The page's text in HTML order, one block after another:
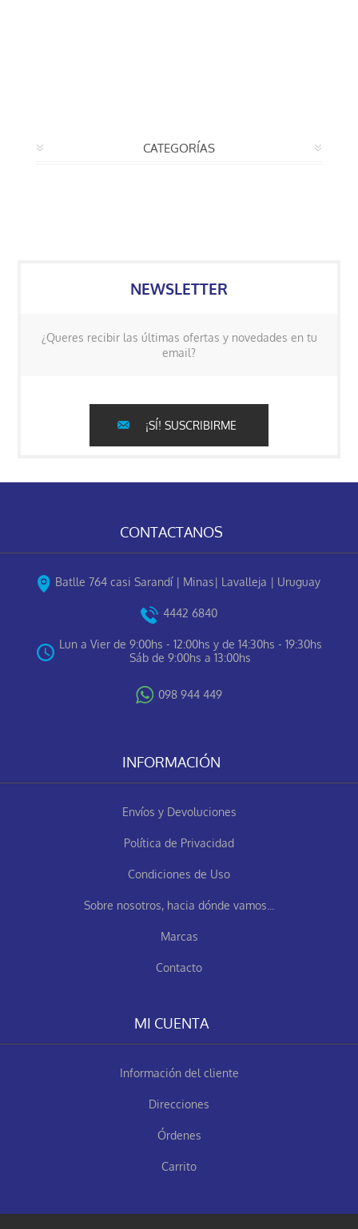
CATEGORÍAS
NEWSLETTER
¿Queres recibir las últimas ofertas y novedades en tu
email?
¡SÍ! SUSCRIBIRME
CONTACTANOS
Batlle 764 casi Sarandí | Minas| Lavalleja | Uruguay
4442 6840
Lun a Vier de 9:00hs - 12:00hs y de 14:30hs - 19:30hs
Sáb de 9:00hs a 13:00hs
098 944 449
INFORMACIÓN
Envíos y Devoluciones
Política de Privacidad
Condiciones de Uso
Sobre nosotros, hacia dónde vamos...
Marcas
Contacto
MI CUENTA
Información del cliente
Direcciones
Órdenes
Carrito